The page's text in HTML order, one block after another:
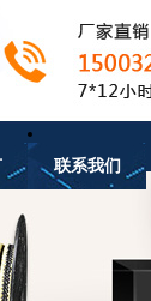
联系我们